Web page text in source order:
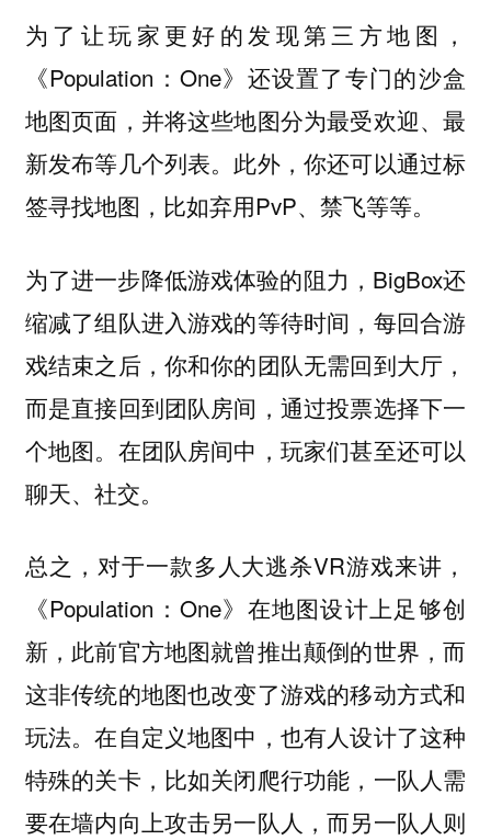
为了让玩家更好的发现第三方地图，
《Population：One》还设置了专门的沙盒
地图页面，并将这些地图分为最受欢迎、最
新发布等几个列表。此外，你还可以通过标
签寻找地图，比如弃用PvP、禁飞等等。
为了进一步降低游戏体验的阻力，BigBox还
缩减了组队进入游戏的等待时间，每回合游
戏结束之后，你和你的团队无需回到大厅，
而是直接回到团队房间，通过投票选择下一
个地图。在团队房间中，玩家们甚至还可以
聊天、社交。
总之，对于一款多人大逃杀VR游戏来讲，
《Population：One》在地图设计上足够创
新，此前官方地图就曾推出颠倒的世界，而
这非传统的地图也改变了游戏的移动方式和
玩法。在自定义地图中，也有人设计了这种
特殊的关卡，比如关闭爬行功能，一队人需
要在墙内向上攻击另一队人，而另一队人则